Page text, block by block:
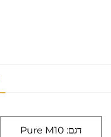
דגם: Pure M10